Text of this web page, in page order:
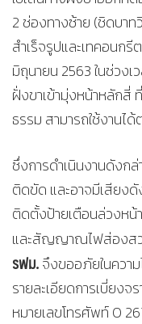
2 ช่องทางซ้าย (ชิดบา
สำเร็จรูปและเทคอนก
มิถุนายน 2563 ในช่วง
ฝั่งขาเข้ามุ่งหน้าหลักสี่
ธรรม สามารถใช้งานไ
ซึ่งการดำเนินงานดังก
ติดขัด และอาจมีเสียงดั
ติดตั้งป้ายเตือนล่วงหน้
และสัญญาณไฟส่องส
รฟม.จึงขออภัยในควา
รายละเอียดการเบี่ยง
หมายเลขโทรศัพท์ 0